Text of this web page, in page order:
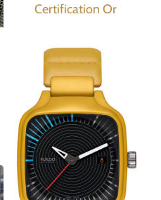
Certification Or